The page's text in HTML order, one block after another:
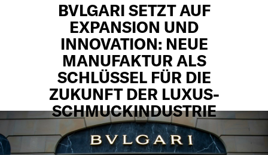
BVLGARI SETZT AUF
EXPANSION UND
INNOVATION: NEUE
MANUFAKTUR ALS
SCHLÜSSEL FÜR DIE
ZUKUNFT DER LUXUS-
SCHMUCKINDUSTRIE